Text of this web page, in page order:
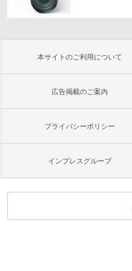
本サイトのご利用について
広告掲載のご案内
プライバシーポリシー
インプレスグループ